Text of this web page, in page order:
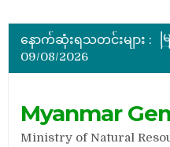
နောက်ဆုံးရသတင်းများ :
09/08/2026
Myanmar
Ministry of Natural